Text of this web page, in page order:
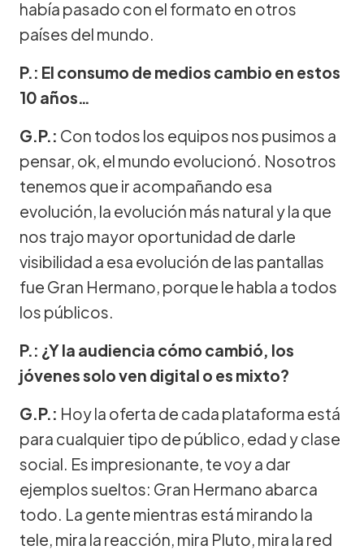
había pasado con el formato en otros
países del mundo.
P.: El consumo de medios cambio en estos
10 años…
G.P.: Con todos los equipos nos pusimos a
pensar, ok, el mundo evolucionó. Nosotros
tenemos que ir acompañando esa
evolución, la evolución más natural y la que
nos trajo mayor oportunidad de darle
visibilidad a esa evolución de las pantallas
fue Gran Hermano, porque le habla a todos
los públicos.
P.: ¿Y la audiencia cómo cambió, los
jóvenes solo ven digital o es mixto?
G.P.: Hoy la oferta de cada plataforma está
para cualquier tipo de público, edad y clase
social. Es impresionante, te voy a dar
ejemplos sueltos: Gran Hermano abarca
todo. La gente mientras está mirando la
tele, mira la reacción, mira Pluto, mira la red